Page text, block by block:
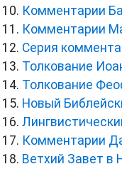
Комментарии
Комментарии
Серия
Толкование
Толкование
Новый
Комментарии
Ветхий Завет в